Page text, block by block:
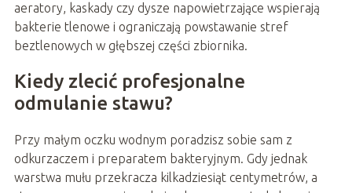
aeratory, kaskady czy dysze napowietrzające wspierają
bakterie tlenowe i ograniczają powstawanie stref
beztlenowych w głębszej części zbiornika.
Kiedy zlecić profesjonalne
odmulanie stawu?
Przy małym oczku wodnym poradzisz sobie sam z
odkurzaczem i preparatem bakteryjnym. Gdy jednak
warstwa mułu przekracza kilkadziesiąt centymetrów, a